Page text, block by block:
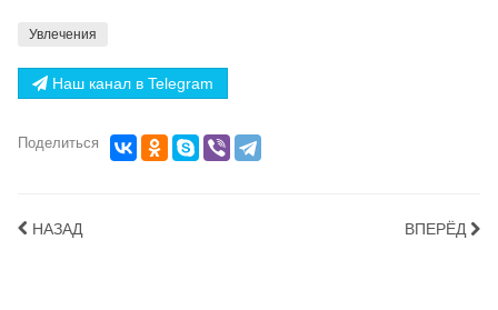
Увлечения
Наш канал в Telegram
Поделиться
НАЗАД ВПЕРЁД